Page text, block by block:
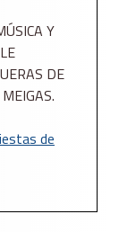
Y
DE
de